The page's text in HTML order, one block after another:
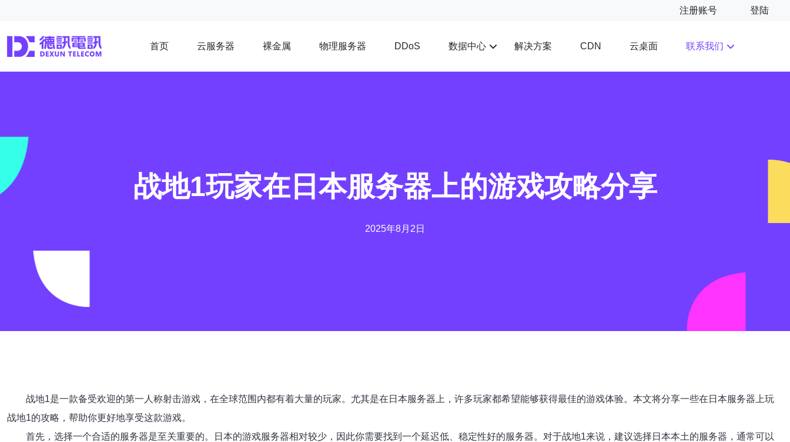
注册账号 登陆
首页 云服务器 裸金属 物理服务器 DDoS 数据中心 解决方案 CDN 云桌面 联系我们
战地1玩家在日本服务器上的游戏攻略分享
2025年8月2日
战地1是一款备受欢迎的第一人称射击游戏，在全球范围内都有着大量的玩家。尤其是在日本服务器上，许多玩家都希望能够获得最佳的游戏体验。本文将分享一些在日本服务器上玩
战地1的攻略，帮助你更好地享受这款游戏。
首先，选择一个合适的服务器是至关重要的。日本的游戏服务器相对较少，因此你需要找到一个延迟低、稳定性好的服务器。对于战地1来说，建议选择日本本土的服务器，通常可以